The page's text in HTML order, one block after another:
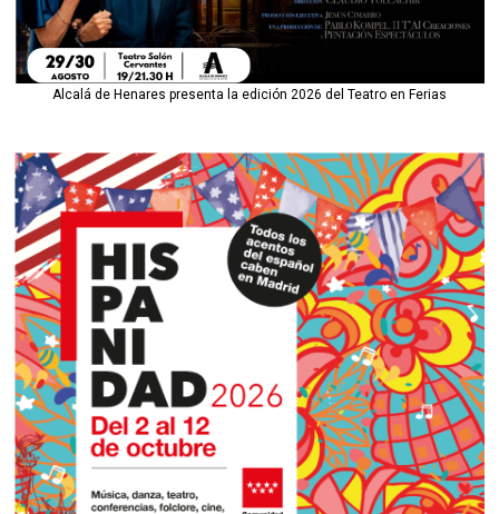
Alcalá de Henares presenta la edición 2026 del Teatro en Ferias